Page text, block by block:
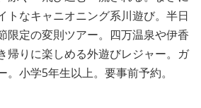
トなキャニオニング系川遊び。半日
限定の変則ツアー。四万温泉や伊香
帰りに楽しめる外遊びレジャー。ガ
小学5年生以上。要事前予約。